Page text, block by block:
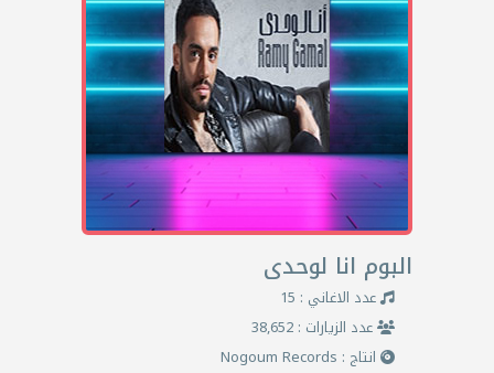
البوم انا لوحدى
عدد الاغاني : 15
عدد الزيارات : 38,652
انتاج : Nogoum Records